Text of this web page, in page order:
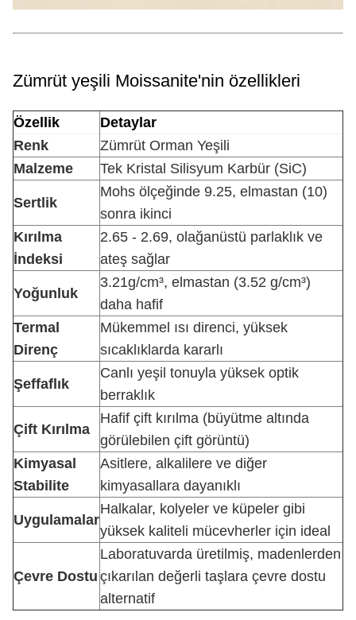
Zümrüt yeşili Moissanite'nin özellikleri
Özellik
Detaylar
Renk
Zümrüt Orman Yeşili
Malzeme
Tek Kristal Silisyum Karbür (SiC)
Sertlik
Mohs ölçeğinde 9.25, elmastan (10)
sonra ikinci
Kırılma
İndeksi
2.65 - 2.69, olağanüstü parlaklık ve
ateş sağlar
Yoğunluk
3.21g/cm³, elmastan (3.52 g/cm³)
daha hafif
Termal
Direnç
Mükemmel ısı direnci, yüksek
sıcaklıklarda kararlı
Şeffaflık
Canlı yeşil tonuyla yüksek optik
berraklık
Çift Kırılma
Hafif çift kırılma (büyütme altında
görülebilen çift görüntü)
Kimyasal
Stabilite
Asitlere, alkalilere ve diğer
kimyasallara dayanıklı
Uygulamalar
Halkalar, kolyeler ve küpeler gibi
yüksek kaliteli mücevherler için ideal
Çevre Dostu
Laboratuvarda üretilmiş, madenlerden
çıkarılan değerli taşlara çevre dostu
alternatif